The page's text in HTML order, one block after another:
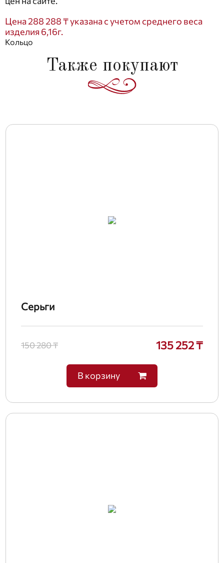
Цена 288 288 ₸ указана с учетом среднего веса
изделия 6,16г.
Кольцо
Также покупают
Серьги
150 280 ₸ 135 252 ₸
В корзину